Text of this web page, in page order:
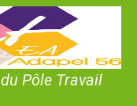
Pôle Travail